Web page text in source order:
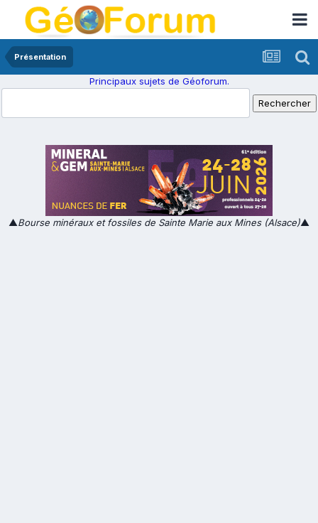
Présentation
Principaux sujets de Géoforum.
▲Bourse minéraux et fossiles de Sainte Marie aux Mines (Alsace)▲